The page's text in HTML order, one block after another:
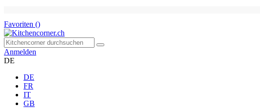
Favoriten ()
Anmelden
DE
DE
FR
IT
GB